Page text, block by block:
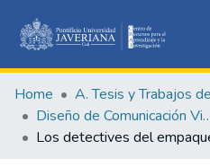
Home A. Tesis y Trabajos
Diseño de
Los detectives del